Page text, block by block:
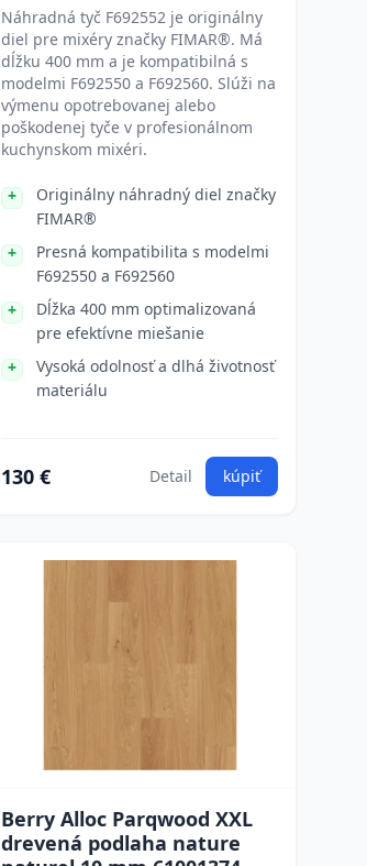
Náhradná tyč F692552 je originálny
diel pre mixéry značky FIMAR®. Má
dĺžku 400 mm a je kompatibilná s
modelmi F692550 a F692560. Slúži na
výmenu opotrebovanej alebo
poškodenej tyče v profesionálnom
kuchynskom mixéri.
Originálny náhradný diel značky
FIMAR®
Presná kompatibilita s modelmi
F692550 a F692560
Dĺžka 400 mm optimalizovaná
pre efektívne miešanie
Vysoká odolnosť a dlhá životnosť
materiálu
130 € Detail kúpiť
Berry Alloc Parqwood XXL
drevená podlaha nature